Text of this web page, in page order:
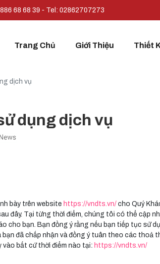
68 68 39 - Tel: 02862707273
Trang Chủ Giới Thiệu Thiết
dịch vụ
dụng dịch vụ
bày trên website https://vndts.vn/ cho Quý
đây. Tại từng thời điểm, chúng tôi có thể cập
cho bạn. Bạn đồng ý rằng nếu bạn tiếp tục sử
đã chấp nhận và đồng ý tuân theo các thoả
bất cứ thời điểm nào tại: https://vndts.vn/